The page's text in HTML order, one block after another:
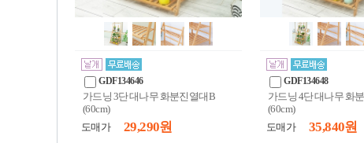
GDF134646
가드닝 3단 대나무 화분진열대B
(60cm)
도매가
29,290 원
GDF134648
가드닝 4단 대나무 화
(60cm)
도매가
35,840 원